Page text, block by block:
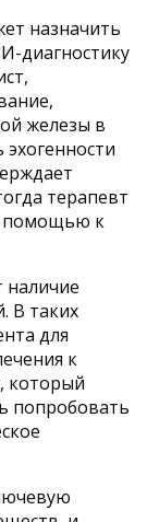
назначить
диагностику
железы в
терапевт
помощью к
наличие
В таких
для
к
который
попробовать